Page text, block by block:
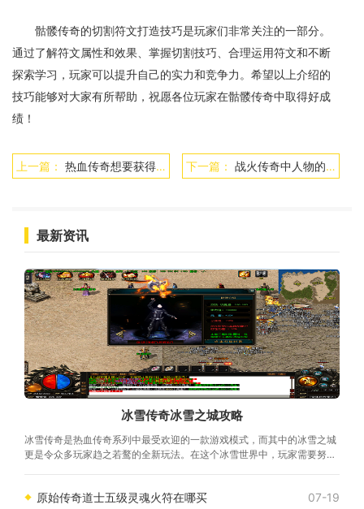
骷髅传奇的切割符文打造技巧是玩家们非常关注的一部分。
通过了解符文属性和效果、掌握切割技巧、合理运用符文和不断
探索学习，玩家可以提升自己的实力和竞争力。希望以上介绍的
技巧能够对大家有所帮助，祝愿各位玩家在骷髅传奇中取得好成
绩！
上一篇： 热血传奇想要获得烈火和狗书，要怎么刷野呢？ 下一篇： 战火传奇中人物的称号属性
最新资讯
冰雪传奇冰雪之城攻略
冰雪传奇是热血传奇系列中最受欢迎的一款游戏模式，而其中的冰雪之城
更是令众多玩家趋之若鹜的全新玩法。在这个冰雪世界中，玩家需要努力
原始传奇道士五级灵魂火符在哪买 07-19